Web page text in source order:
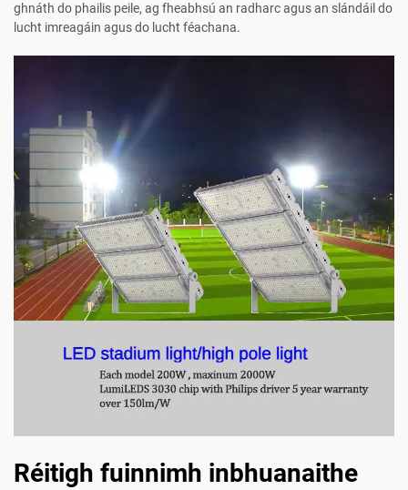
ghnáth do phailis peile, ag fheabhsú an radharc agus an slándáil do
lucht imreagáin agus do lucht féachana.
Réitigh fuinnimh inbhuanaithe